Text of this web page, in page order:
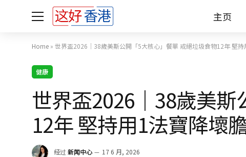
主页
Home » 世界盃2026｜38歲美斯公開「5大核心」餐單 戒絕垃圾食物12年 堅持
健康
世界盃2026｜38歲美
12年 堅持用1法寶降壞
经过 新闻中心 17 6 月, 2026